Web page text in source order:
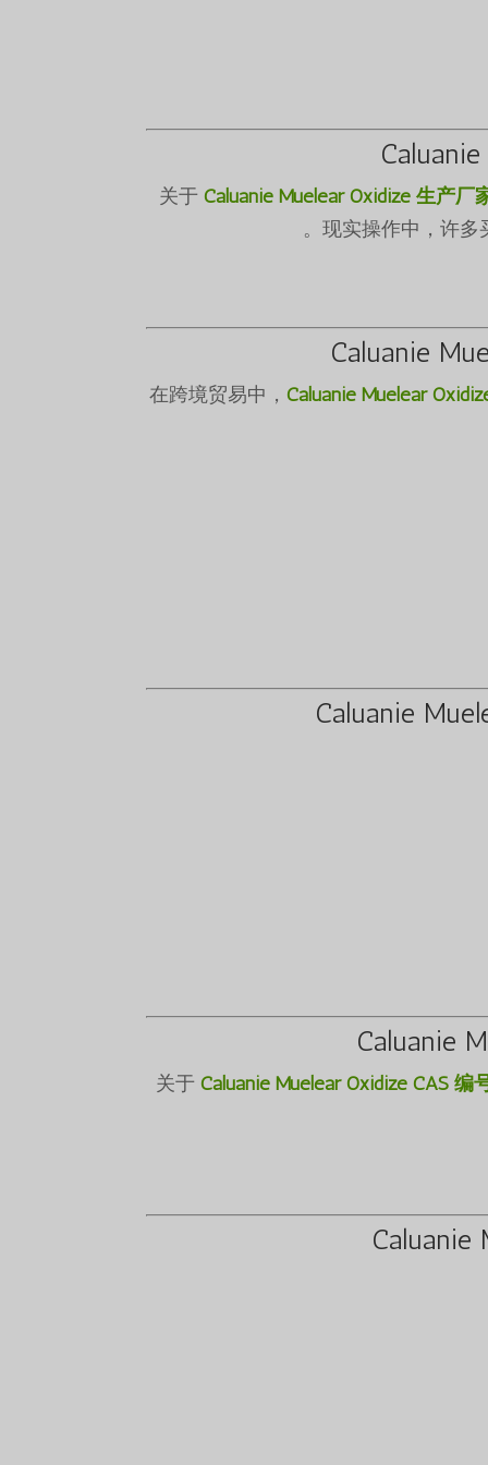
关于Caluanie Muelear Oxidize 生产厂
现实操作中，许多
Caluanie
在跨境贸易中，Caluanie Muelear
Caluanie
Caluanie
关于Caluanie Muelear Oxidize CAS 编